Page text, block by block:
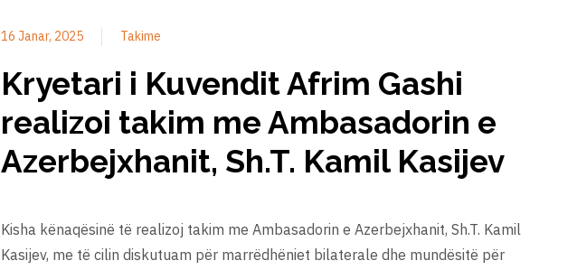
16 Janar, 2025 Takime
Kryetari i Kuvendit Afrim Gashi
realizoi takim me Ambasadorin e
Azerbejxhanit, Sh.T. Kamil Kasijev
Kisha kënaqësinë të realizoj takim me Ambasadorin e Azerbejxhanit, Sh.T. Kamil
Kasijev, me të cilin diskutuam për marrëdhëniet bilaterale dhe mundësitë për